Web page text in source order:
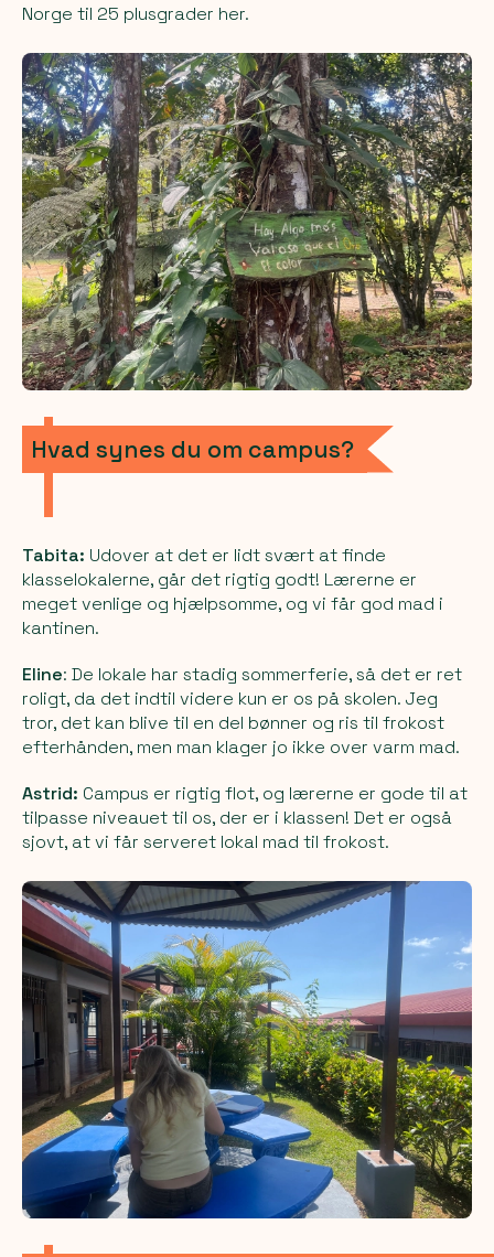
Norge til 25 plusgrader her.
Hvad synes du om campus?
Tabita: Udover at det er lidt svært at finde
klasselokalerne, går det rigtig godt! Lærerne er
meget venlige og hjælpsomme, og vi får god mad i
kantinen.
Eline: De lokale har stadig sommerferie, så det er ret
roligt, da det indtil videre kun er os på skolen. Jeg
tror, det kan blive til en del bønner og ris til frokost
efterhånden, men man klager jo ikke over varm mad.
Astrid: Campus er rigtig flot, og lærerne er gode til at
tilpasse niveauet til os, der er i klassen! Det er også
sjovt, at vi får serveret lokal mad til frokost.